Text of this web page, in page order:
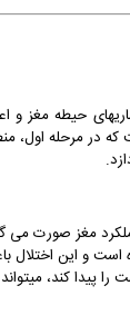
حیطه مغز
مرحله اول،
مغز صورت می
این اختلال
پیدا کند،